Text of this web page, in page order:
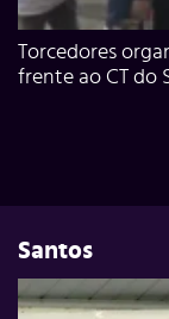
Torcedores
frente ao CT do
Santos